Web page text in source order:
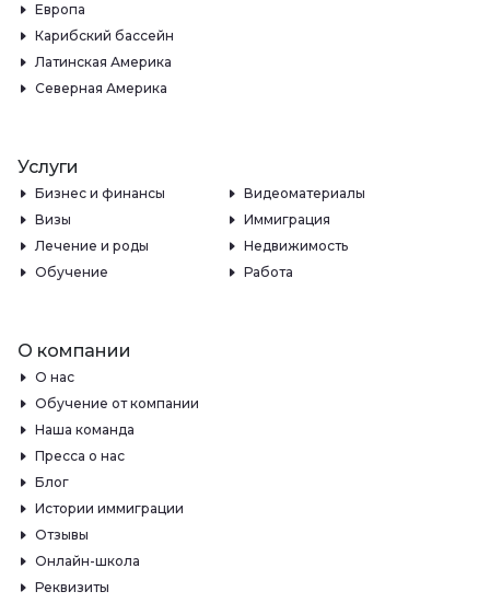
Европа
Карибский бассейн
Латинская Америка
Северная Америка
Услуги
Бизнес и финансы
Видеоматериалы
Визы
Иммиграция
Лечение и роды
Недвижимость
Обучение
Работа
О компании
О нас
Обучение от компании
Наша команда
Пресса о нас
Блог
Истории иммиграции
Отзывы
Онлайн-школа
Реквизиты